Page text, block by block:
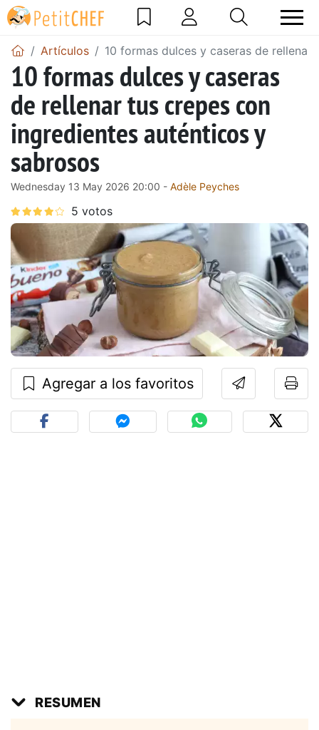
Artículos 10 formas dulces y caseras de
10 formas dulces y caseras
de rellenar tus crepes con
ingredientes auténticos y
sabrosos
Wednesday 13 May 2026 20:00 - Adèle Peyches
Agregar a los favoritos
RESUMEN